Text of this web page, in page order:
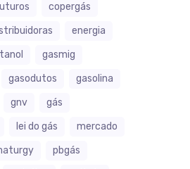
copergás
energia
gasmig
gasodutos
gasolina
gnv
gás
lei do gás
mercado
pbgás